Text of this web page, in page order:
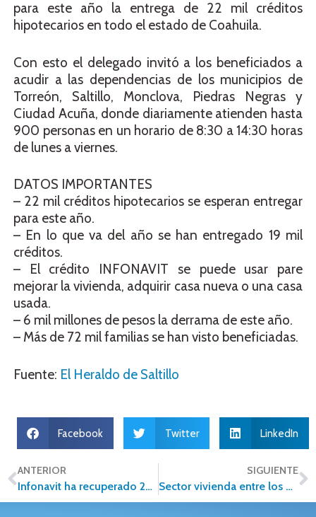
para este año la entrega de 22 mil créditos
hipotecarios en todo el estado de Coahuila.
Con esto el delegado invitó a los beneficiados a
acudir a las dependencias de los municipios de
Torreón, Saltillo, Monclova, Piedras Negras y
Ciudad Acuña, donde diariamente atienden hasta
900 personas en un horario de 8:30 a 14:30 horas
de lunes a viernes.
DATOS IMPORTANTES
– 22 mil créditos hipotecarios se esperan entregar
para este año.
– En lo que va del año se han entregado 19 mil
créditos.
– El crédito INFONAVIT se puede usar pare
mejorar la vivienda, adquirir casa nueva o una casa
usada.
– 6 mil millones de pesos la derrama de este año.
– Más de 72 mil familias se han visto beneficiadas.
Fuente: El Heraldo de Saltillo
Facebook Twitter LinkedIn
ANTERIOR
Infonavit ha recuperado 285 viviendas este año en Michoacán
SIGUIENTE
Sector vivienda entre los que más generan empleo